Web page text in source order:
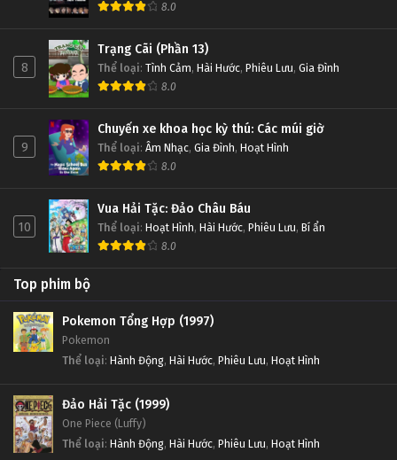
8.0
8
Trạng Cãi (Phần 13)
Thể loại: Tình Cảm, Hài Hước, Phiêu Lưu, Gia Đình
8.0
9
Chuyến xe khoa học kỳ thú: Các múi giờ
Thể loại: Âm Nhạc, Gia Đình, Hoạt Hình
8.0
10
Vua Hải Tặc: Đảo Châu Báu
Thể loại: Hoạt Hình, Hài Hước, Phiêu Lưu, Bí ẩn
8.0
Top phim bộ
Pokemon Tổng Hợp (1997)
Pokemon
Thể loại: Hành Động, Hài Hước, Phiêu Lưu, Hoạt Hình
Đảo Hải Tặc (1999)
One Piece (Luffy)
Thể loại: Hành Động, Hài Hước, Phiêu Lưu, Hoạt Hình